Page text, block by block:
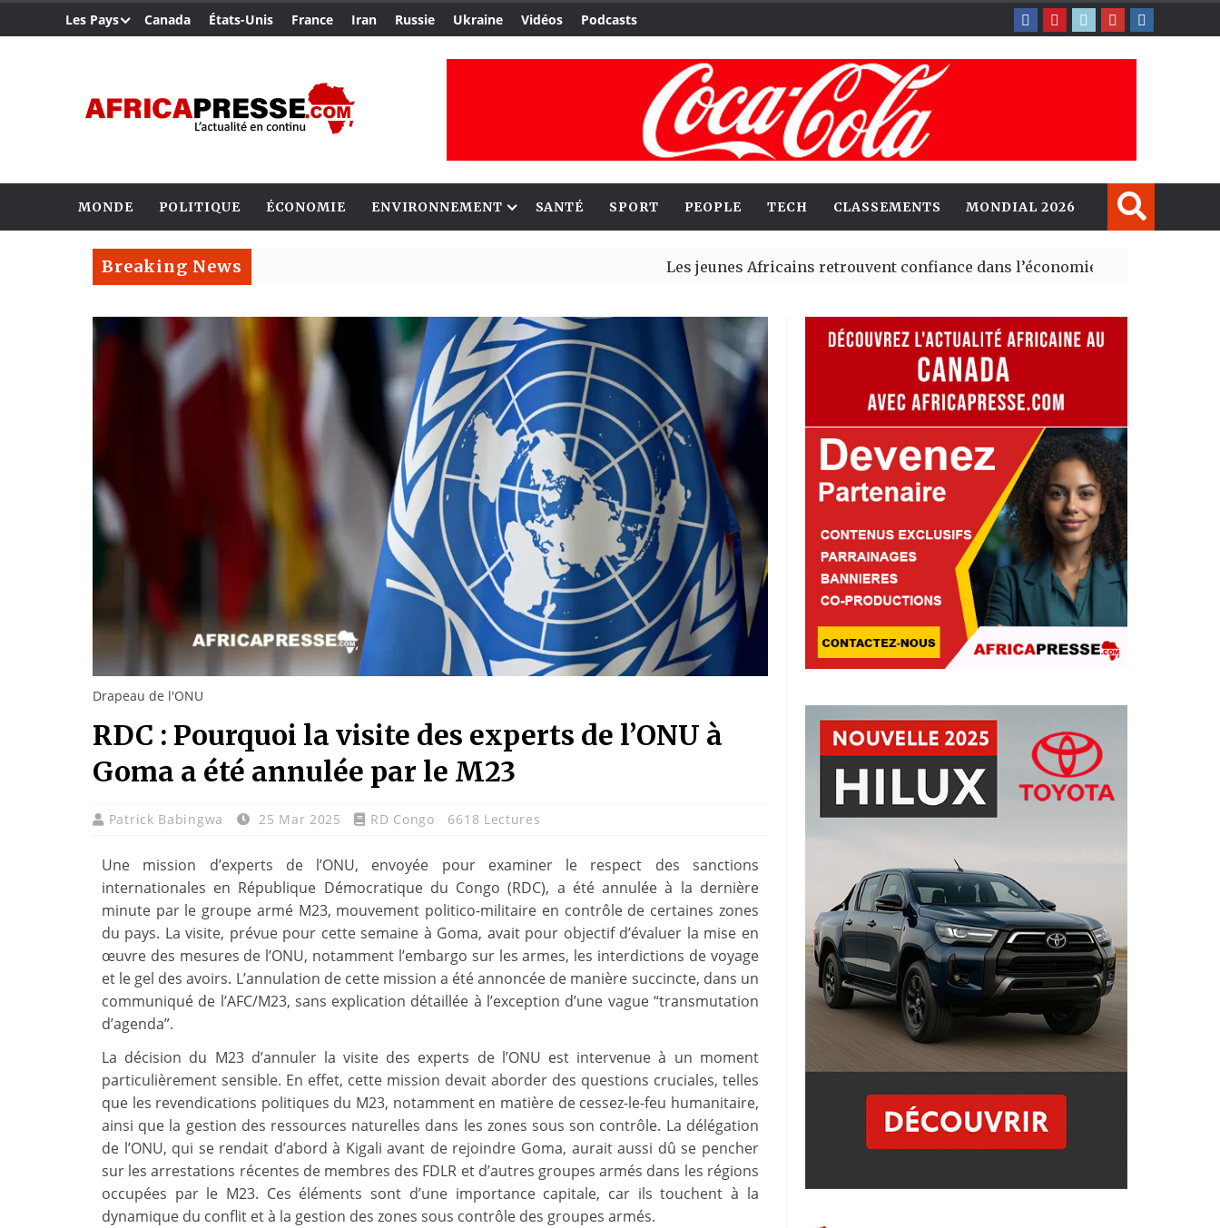
Les Pays Canada États-Unis France Iran Russie Ukraine Vidéos Podcasts
MONDE POLITIQUE ÉCONOMIE ENVIRONNEMENT SANTÉ SPORT PEOPLE TECH CLASSEMENTS MONDIAL 2026
Breaking News Les jeunes Africains retrouvent confiance dans l’économie, mais trois grands
Drapeau de l'ONU
RDC : Pourquoi la visite des experts de l’ONU à
Goma a été annulée par le M23
Patrick Babingwa 25 Mar 2025 RD Congo 6618 Lectures
Une mission d’experts de l’ONU, envoyée pour examiner le respect des sanctions
internationales en République Démocratique du Congo (RDC), a été annulée à la dernière
minute par le groupe armé M23, mouvement politico-militaire en contrôle de certaines zones
du pays. La visite, prévue pour cette semaine à Goma, avait pour objectif d’évaluer la mise en
œuvre des mesures de l’ONU, notamment l’embargo sur les armes, les interdictions de voyage
et le gel des avoirs. L’annulation de cette mission a été annoncée de manière succincte, dans un
communiqué de l’AFC/M23, sans explication détaillée à l’exception d’une vague “transmutation
d’agenda”.
La décision du M23 d’annuler la visite des experts de l’ONU est intervenue à un moment
particulièrement sensible. En effet, cette mission devait aborder des questions cruciales, telles
que les revendications politiques du M23, notamment en matière de cessez-le-feu humanitaire,
ainsi que la gestion des ressources naturelles dans les zones sous son contrôle. La délégation
de l’ONU, qui se rendait d’abord à Kigali avant de rejoindre Goma, aurait aussi dû se pencher
sur les arrestations récentes de membres des FDLR et d’autres groupes armés dans les régions
occupées par le M23. Ces éléments sont d’une importance capitale, car ils touchent à la
dynamique du conflit et à la gestion des zones sous contrôle des groupes armés.